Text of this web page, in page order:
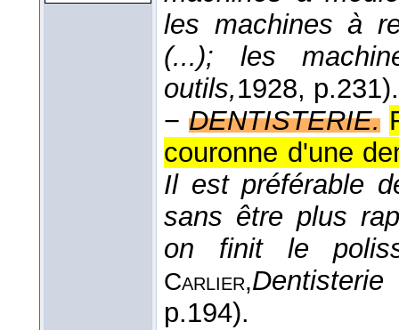
les machines à
(...); les
outils,1928, p.231).
− DENTISTERIE.
couronne d'une
Il est préférable
sans être plus
on finit le
Carlier,
p.194).